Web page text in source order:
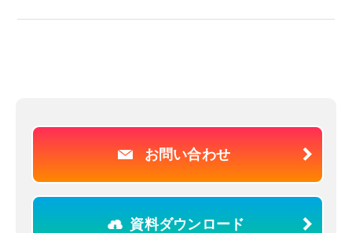
お問い合わせ
資料ダウンロード